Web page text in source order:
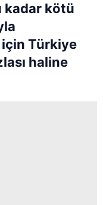
kadar kötü
için Türkiye
haline